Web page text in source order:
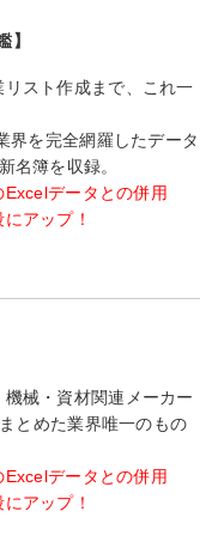
】
スト作成まで、これ一
界を完全網羅したデータ
名簿を収録。
データとの併用
アップ！
械・資材関連メーカー
とめた業界唯一のもの
データとの併用
アップ！